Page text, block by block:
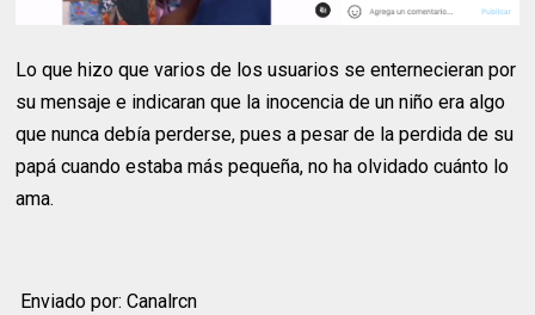
Lo que hizo que varios de los usuarios se enternecieran por
su mensaje e indicaran que la inocencia de un niño era algo
que nunca debía perderse, pues a pesar de la perdida de su
papá cuando estaba más pequeña, no ha olvidado cuánto lo
ama.
Enviado por: Canalrcn